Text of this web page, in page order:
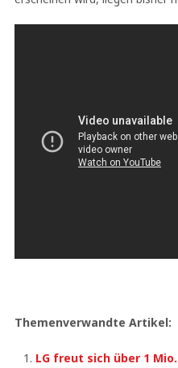
Themenverwandte Artikel:
LG freut sich über 1